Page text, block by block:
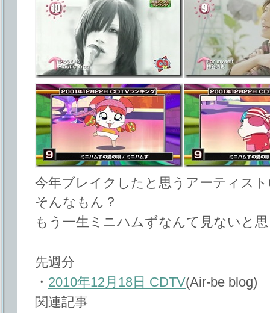
今年ブレイクしたと思うアーティス
そんなもん？
もう一生ミニハムずなんて見ないと
先週分
・ 2010年12月18日 CDTV(Air-be blog)
関連記事